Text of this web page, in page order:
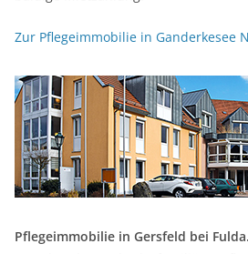
Zur Pflegeimmobilie in Ganderkesee
Pflegeimmobilie in Gersfeld bei Fulda.